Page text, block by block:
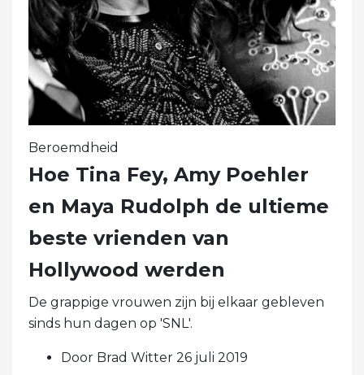
Beroemdheid
Hoe Tina Fey, Amy Poehler
en Maya Rudolph de ultieme
beste vrienden van
Hollywood werden
De grappige vrouwen zijn bij elkaar gebleven
sinds hun dagen op 'SNL'.
Door Brad Witter 26 juli 2019